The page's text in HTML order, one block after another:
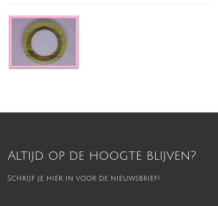
Altijd op de hoogte blijven?
Schrijf je hier in voor de nieuwsbrief!